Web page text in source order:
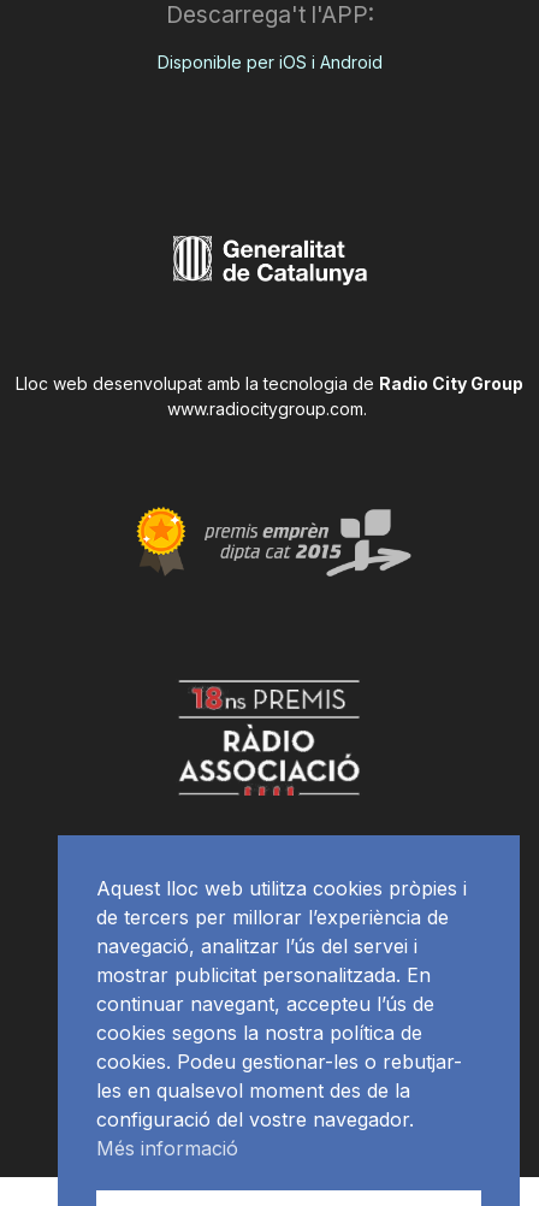
Descarrega't l'APP:
Disponible per iOS i Android
Lloc web desenvolupat amb la tecnologia de Radio City Group
www.radiocitygroup.com.
Aquest lloc web utilitza cookies pròpies i
de tercers per millorar l’experiència de
navegació, analitzar l’ús del servei i
mostrar publicitat personalitzada. En
continuar navegant, accepteu l’ús de
cookies segons la nostra política de
cookies. Podeu gestionar-les o rebutjar-
les en qualsevol moment des de la
configuració del vostre navegador.
Més informació